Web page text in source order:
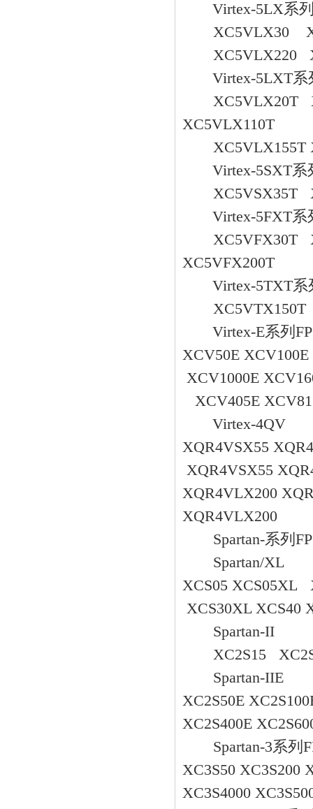
Virtex-5LX系列
XC5VLX30
XC5VLX220
Virtex-5LXT系
XC5VLX20T
XC5VLX110T
XC5VLX155T
Virtex-5SXT系
XC5VSX35T
Virtex-5FXT系
XC5VFX30T
XC5VFX200T
Virtex-5TXT系
XC5VTX150T
Virtex-E系列
XCV50E
XCV1000E
XCV405E
Virtex-4QV
XQR4VSX55
XQR4VSX55
XQR4VLX200
XQR4VLX200
Spartan-系列
Spartan/XL
XCS05 XCS05XL
XCS30XL XCS40
Spartan-II
XC2S15
Spartan-IIE
XC2S50E
XC2S400E
Spartan-3系列
XC3S50 XC3S200
XC3S4000